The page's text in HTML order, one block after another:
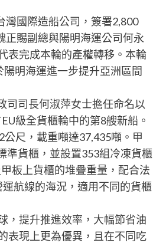
灣國際造船公司，簽署2,800
正賜副總與陽明海運公司何永
表完成本輪的產權轉移。本輪
明海運進一步提升亞洲區間
司司長何淑萍女士擔任命名以
級全貨櫃輪中的第8艘新船。
尺，載重噸達37,435噸。甲
準貨櫃，並設置353組冷凍貨櫃
板上貨櫃的堆疊重量，配合法
航線的海況，適用不同的貨櫃
，提升推進效率，大幅節省油
表現上更為優異，且在不同吃